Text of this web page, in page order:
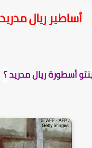
أساطير ريال
أسطورة ريال مدريد؟